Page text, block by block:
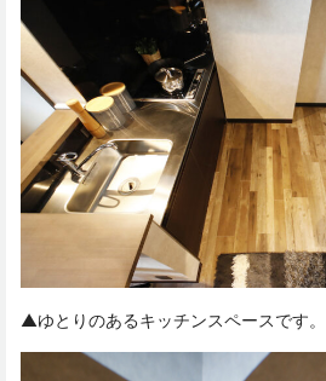
▲ゆとりのあるキッチンスペースです。